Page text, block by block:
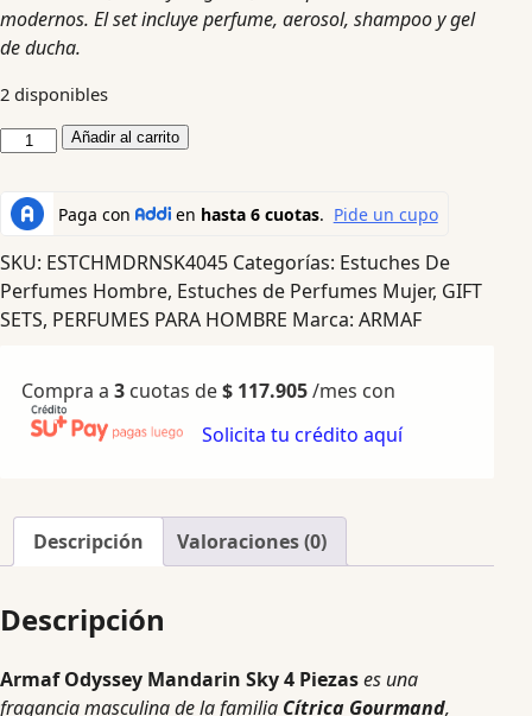
modernos. El set incluye perfume, aerosol, shampoo y gel
de ducha.
2 disponibles
Añadir al carrito
SKU: ESTCHMDRNSK4045 Categorías: Estuches De
Perfumes Hombre, Estuches de Perfumes Mujer, GIFT
SETS, PERFUMES PARA HOMBRE Marca: ARMAF
Compra a 3 cuotas de$ 117.905/mes con
Solicita tu crédito aquí
Descripción Valoraciones (0)
Descripción
Armaf Odyssey Mandarin Sky 4 Piezases una
fragancia masculina de la familia Cítrica Gourmand,